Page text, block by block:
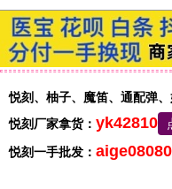
悦刻、柚子、魔笛、通配弹
悦刻厂家拿货： yk42810
悦刻一手批发：